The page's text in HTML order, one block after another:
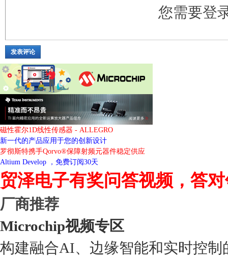
您需要登
发表评论
磁性霍尔1D线性传感器 - ALLEGRO
新一代的产品应用于您的创新设计
罗彻斯特携手Qorvo®保障射频元器件稳定供应
Altium Develop ，免费订阅30天
贸泽电子有奖问答视频，答
厂商推荐
Microchip视频专区
构建融合AI、边缘智能和实时控制